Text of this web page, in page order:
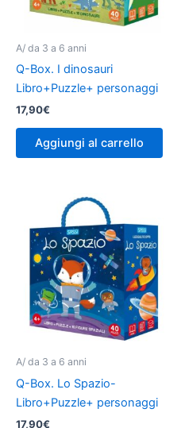
A/ da 3 a 6 anni
Q-Box. I dinosauri
Libro+Puzzle+ personaggi
17,90€
Aggiungi al carrello
A/ da 3 a 6 anni
Q-Box. Lo Spazio-
Libro+Puzzle+ personaggi
17,90€